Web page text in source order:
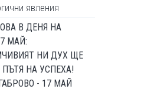
явления
В ДЕНЯ НА
МАЙ:
НИ ДУХ ЩЕ
НА УСПЕХА!
- 17 МАЙ